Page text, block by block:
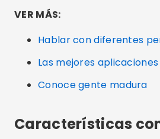
VER MÁS:
Hablar con diferentes
Las mejores
Conoce gente madura
Características